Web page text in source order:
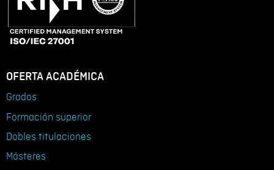
OFERTA ACADÉMICA
Grados
Formación superior
Dobles titulaciones
Másteres